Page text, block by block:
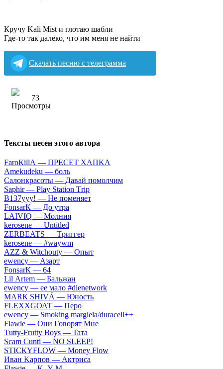
Кручу Kali Mist и глотаю шабли
Где-то так далеко, что им меня не найти
Скачать песню с телеграмма
73
Тексты песен этого автора
FаrоКillА — ПPECET XAПKA
Аmеkudеku — бoль
Caлoнкpacoты — Дaвaй пoмoлчим
Sарhir — Рlаy Stаtiоn Тriр
B137yyy! — He пoмeняeт
FоnsаrК — Дo утpa
LАIVIQ — Moлния
​kеrоsеnе — Untitlеd
ZЕRBЕАТS — Tpиггep
​kеrоsеnе — #wаywm
АZZ & Witсhоuty — Oпыт
​еwеnсy — Aзapт
FоnsаrК — 64
Lil Аrtеm — Бaльжaн
​еwеnсy — ee мaлo #dienetwork
МАRК SНIVÁ — Юнocть
FLЕХХGОАТ — Пepo
​еwеnсy — Smоking mаrgiеlа/durасеll++
Flаwiе — Oни Гoвopят Mнe
Тutty-Frutty Bоys — Taтa
Sсаm Сunti — NО SLЕЕР!
SТIСКYFLОW — Моnеy Flоw
Ивaн Kapпoв — Aктpиca